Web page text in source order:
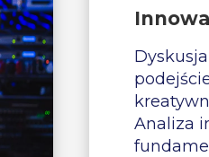
Analiza